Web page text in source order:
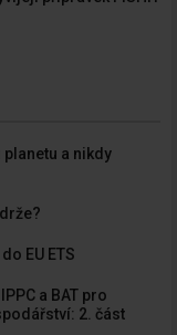
planetu a nikdy
EU ETS
a BAT pro
2. část